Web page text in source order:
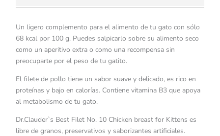
Un ligero complemento para el alimento de tu gato con sólo
68 kcal por 100 g. Puedes salpicarlo sobre su alimento seco
como un aperitivo extra o como una recompensa sin
preocuparte por el peso de tu gatito.
El filete de pollo tiene un sabor suave y delicado, es rico en
proteínas y bajo en calorías. Contiene vitamina B3 que apoya
al metabolismo de tu gato.
Dr.Clauder`s Best Filet No. 10 Chicken breast for Kittens es
libre de granos, preservativos y saborizantes artificiales.